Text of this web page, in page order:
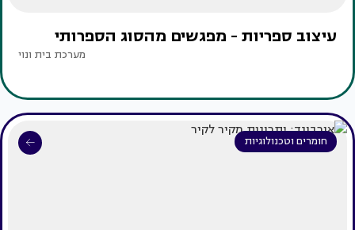
עיצוב ספריות - מפגשים מהסוג הספרותי
מערכת בית ונוי
חומרים וטכנולוגיות